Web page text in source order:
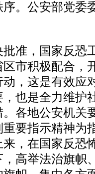
。公安部党委
，国家反恐
市积极配合，
，这是有效应
也是全力维护
各地公安机关
要指示精神为
，在国家反恐
高举法治旗帜